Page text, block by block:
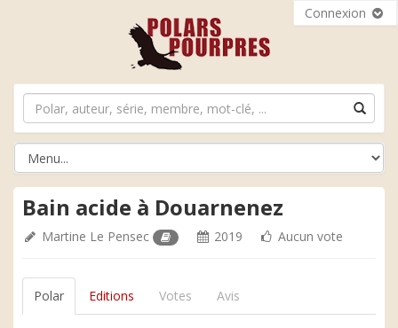
Connexion
Bain acide à Douarnenez
Martine Le Pensec 2019 Aucun vote
Polar Editions Votes Avis